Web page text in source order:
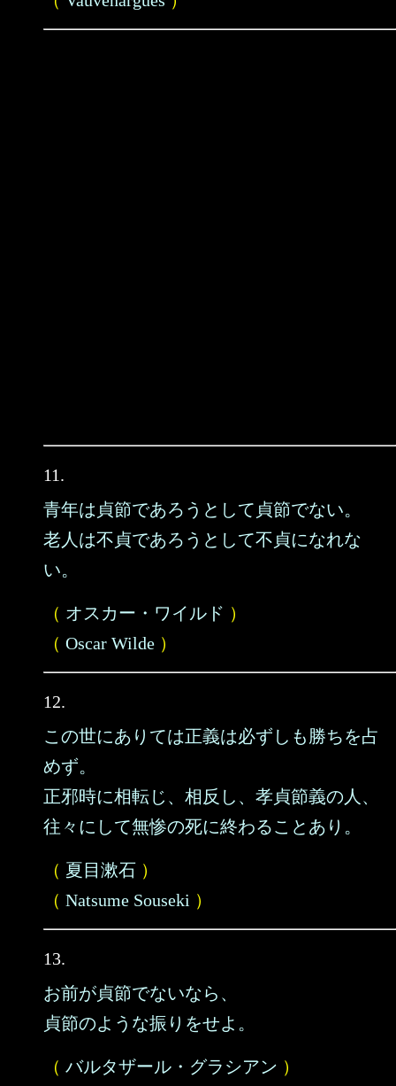
11.
青年は貞節であろうとして貞節でない。
老人は不貞であろうとして不貞になれな
い。
（ オスカー・ワイルド ）
（ Oscar Wilde ）
12.
この世にありては正義は必ずしも勝ちを占
めず。
正邪時に相転じ、相反し、孝貞節義の人、
往々にして無惨の死に終わることあり。
（ 夏目漱石 ）
（ Natsume Souseki ）
13.
お前が貞節でないなら、
貞節のような振りをせよ。
（ バルタザール・グラシアン ）